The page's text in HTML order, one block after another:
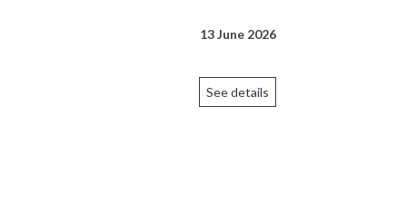
13 June 2026
See details